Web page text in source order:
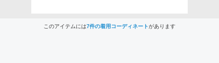
このアイテムには7件の着用コーディネートがあります